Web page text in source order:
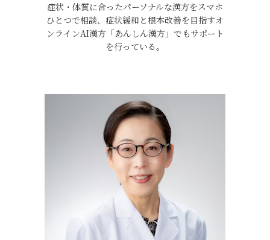
症状・体質に合ったパーソナルな漢方をスマホ
ひとつで相談、症状緩和と根本改善を目指すオ
ンラインAI漢方「あんしん漢方」でもサポート
を行っている。